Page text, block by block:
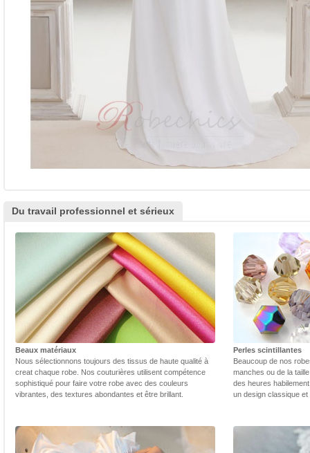
Du travail professionnel et sérieux
Beaux matériaux
Nous sélectionnons toujours des tissus de haute qualité à
creat chaque robe. Nos couturières utilisent compétence
sophistiqué pour faire votre robe avec des couleurs
vibrantes, des textures abondantes et être brillant.
Perles scintillantes
Beaucoup de nos
manches ou de la
des heures
un design classique